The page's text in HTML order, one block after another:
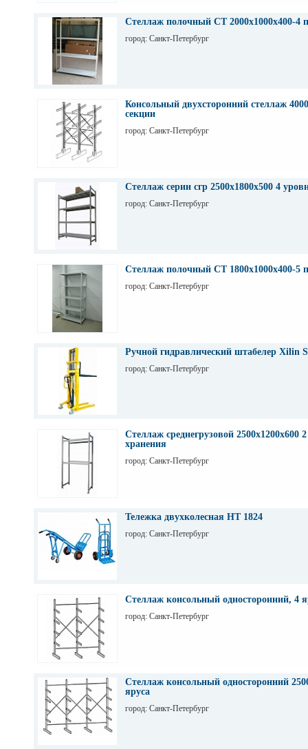
Стеллаж полочный СТ 2000х1000х400-4
город: Санкт-Петербург
Консольный двухсторонний стеллаж
секции
город: Санкт-Петербург
Стеллаж серии сгр 2500х1800х500 4
город: Санкт-Петербург
Стеллаж полочный СТ 1800х1000х400-5
город: Санкт-Петербург
Ручной гидравлический штабелер Xilin
город: Санкт-Петербург
Стеллаж среднегрузовой 2500х1200х600
хранения
город: Санкт-Петербург
Тележка двухколесная НТ 1824
город: Санкт-Петербург
Стеллаж консольный односторонний, 4
город: Санкт-Петербург
Стеллаж консольный односторонний
яруса
город: Санкт-Петербург